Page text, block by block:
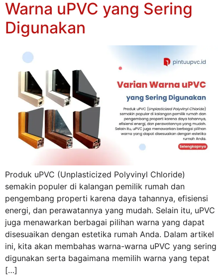
Warna uPVC yang Sering
Digunakan
Produk uPVC (Unplasticized Polyvinyl Chloride)
semakin populer di kalangan pemilik rumah dan
pengembang properti karena daya tahannya, efisiensi
energi, dan perawatannya yang mudah. Selain itu, uPVC
juga menawarkan berbagai pilihan warna yang dapat
disesuaikan dengan estetika rumah Anda. Dalam artikel
ini, kita akan membahas warna-warna uPVC yang sering
digunakan serta bagaimana memilih warna yang tepat
[…]